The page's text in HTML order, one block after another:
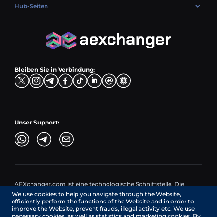
PLN → ETH
LTC → EUR
ADA → EUR
USD → BTC
CZK → BNB (BSC)
DKK → DOGE
TRY → TON
Hub-Seiten
Tauschpaare
Bleiben Sie in Verbindung:
Unser Support:
AEXchanger.com ist eine technologische Schnittstelle. Die
Umtauschdienste werden von autorisierten Drittanbietern
bereitgestellt.
Dienstleistungen in Kanada werden von REMITTIX GLOBAL
CORPORATION erbracht, einem in Kanada registrierten
We use cookies to help you navigate through the Website,
efficiently perform the functions of the Website and in order to
improve the Website, prevent frauds, illegal activity etc. We use